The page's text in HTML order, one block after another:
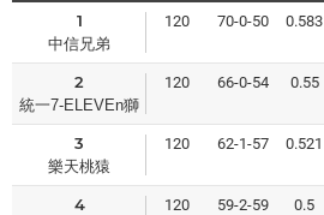
1
中信兄弟
120 70-0-50 0.583
2
統一7-ELEVEn獅
120 66-0-54 0.55
3
樂天桃猿
120 62-1-57 0.521
4 120 59-2-59 0.5